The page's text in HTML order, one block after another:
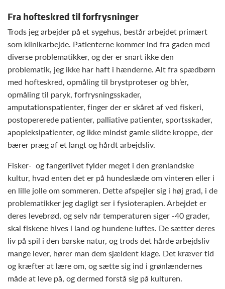
Fra hofteskred til forfrysninger
Trods jeg arbejder på et sygehus, består arbejdet primært
som klinikarbejde. Patienterne kommer ind fra gaden med
diverse problematikker, og der er snart ikke den
problematik, jeg ikke har haft i hænderne. Alt fra spædbørn
med hofteskred, opmåling til brystproteser og bh’er,
opmåling til paryk, forfrysningsskader,
amputationspatienter, finger der er skåret af ved fiskeri,
postopererede patienter, palliative patienter, sportsskader,
apopleksipatienter, og ikke mindst gamle slidte kroppe, der
bærer præg af et langt og hårdt arbejdsliv.
Fisker- og fangerlivet fylder meget i den grønlandske
kultur, hvad enten det er på hundeslæde om vinteren eller i
en lille jolle om sommeren. Dette afspejler sig i høj grad, i de
problematikker jeg dagligt ser i fysioterapien. Arbejdet er
deres levebrød, og selv når temperaturen siger -40 grader,
skal fiskene hives i land og hundene luftes. De sætter deres
liv på spil i den barske natur, og trods det hårde arbejdsliv
mange lever, hører man dem sjældent klage. Det kræver tid
og kræfter at lære om, og sætte sig ind i grønlændernes
måde at leve på, og dermed forstå sig på kulturen.